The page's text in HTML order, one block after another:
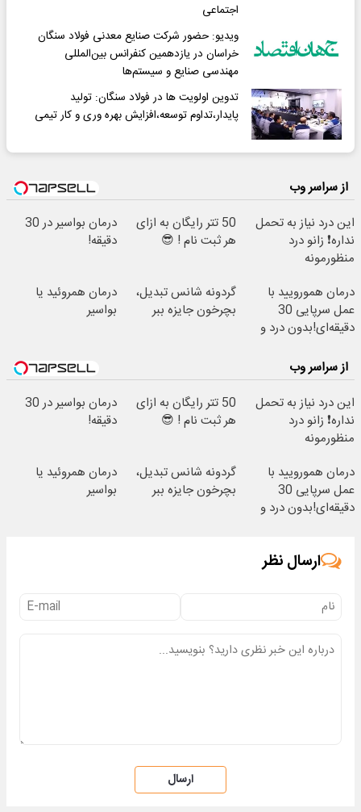
اجتماعی
ویدیو: حضور شرکت صنایع معدنی فولاد سنگان
خراسان در یازدهمین کنفرانس بین‌المللی
مهندسی صنایع و سیستم‌ها
تدوین اولویت ها در فولاد سنگان: تولید
پایدار،تداوم توسعه،افزایش بهره وری و کار تیمی
از سراسر وب
این درد نیاز به تحمل
نداره❗ زانو درد
منظورمونه
50 تتر رایگان به ازای
هر ثبت نام ! 😎
درمان بواسیر در 30
دقیقه!
درمان همورویید با
عمل سرپایی 30
دقیقه‌ای!بدون درد و
گردونه شانس تبدیل،
بچرخون جایزه ببر
درمان همروئید یا
بواسیر
از سراسر وب
این درد نیاز به تحمل
نداره❗ زانو درد
منظورمونه
50 تتر رایگان به ازای
هر ثبت نام ! 😎
درمان بواسیر در 30
دقیقه!
درمان همورویید با
عمل سرپایی 30
دقیقه‌ای!بدون درد و
گردونه شانس تبدیل،
بچرخون جایزه ببر
درمان همروئید یا
بواسیر
ارسال نظر
ارسال